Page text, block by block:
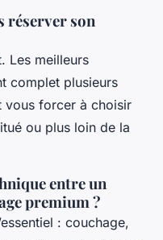
réserver son
Les meilleurs
complet plusieurs
vous forcer à choisir
ou plus loin de la
entre un
premium ?
: couchage,